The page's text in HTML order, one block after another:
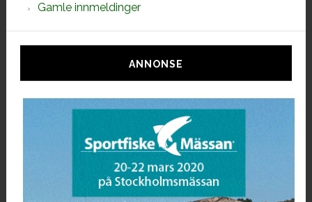
Gamle innmeldinger
ANNONSE